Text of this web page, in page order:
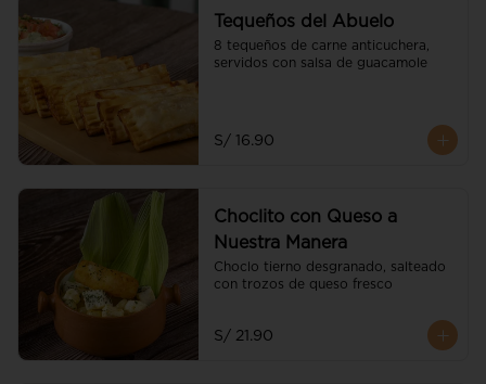
Tequeños del Abuelo
8 tequeños de carne anticuchera,
servidos con salsa de guacamole
S/ 16.90
Choclito con Queso a
Nuestra Manera
Choclo tierno desgranado, salteado
con trozos de queso fresco
S/ 21.90